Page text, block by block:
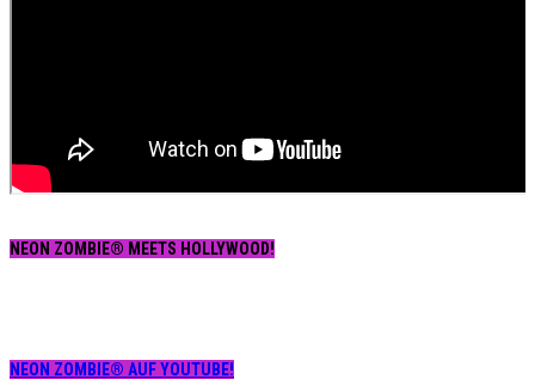
NEON ZOMBIE® MEETS HOLLYWOOD!
NEON ZOMBIE® AUF YOUTUBE!